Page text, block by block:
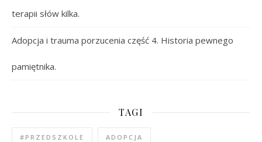
terapii słów kilka.
Adopcja i trauma porzucenia część 4. Historia pewnego
pamiętnika.
TAGI
#PRZEDSZKOLE ADOPCJA